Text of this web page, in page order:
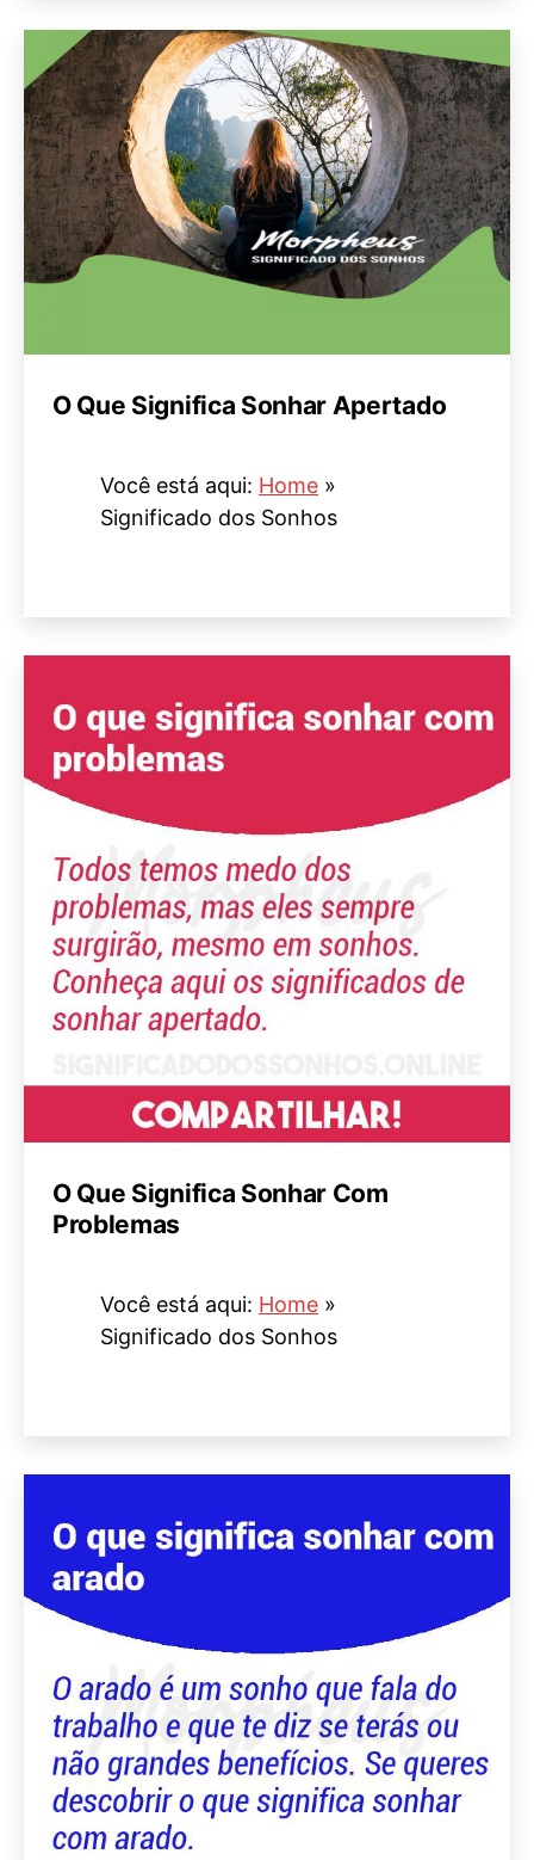
O Que Significa Sonhar Apertado
Você está aqui: Home »
Significado dos Sonhos
O Que Significa Sonhar Com
Problemas
Você está aqui: Home »
Significado dos Sonhos